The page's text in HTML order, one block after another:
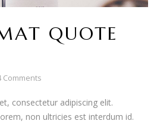
QUOTE
Comments
consectetur adipiscing elit.
non ultricies est interdum id.